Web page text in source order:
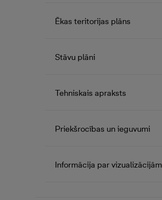
Ēkas teritorijas plāns
Stāvu plāni
Tehniskais apraksts
Priekšrocības un ieguvumi
Informācija par vizualizācijām